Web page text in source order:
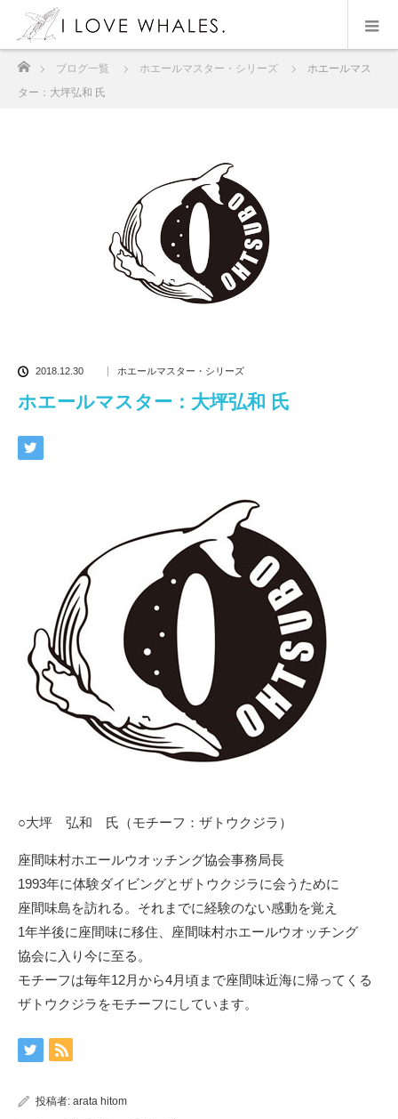
ブログ一覧 ホエールマスター・シリーズ
ホエールマス
ター：大坪弘和 氏
2018.12.30 ホエールマスター・シリーズ
ホエールマスター：大坪弘和 氏
○大坪 弘和 氏（モチーフ：ザトウクジラ）
座間味村ホエールウオッチング協会事務局長
1993年に体験ダイビングとザトウクジラに会うために
座間味島を訪れる。それまでに経験のない感動を覚え
1年半後に座間味に移住、座間味村ホエールウオッチング
協会に入り今に至る。
モチーフは毎年12月から4月頃まで座間味近海に帰ってくる
ザトウクジラをモチーフにしています。
投稿者: arata hitom